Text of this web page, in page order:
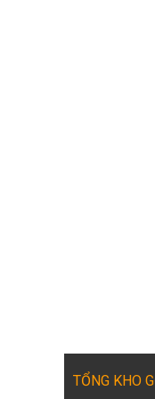
TỔNG KHO